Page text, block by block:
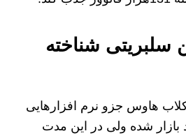
سلبریتی شناخته
هاوس جزو نرم افزارهایی
بازار شده ولی در این مدت